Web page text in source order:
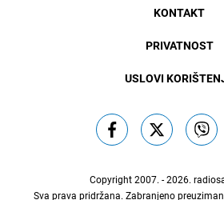
KONTAKT
PRIVATNOST
USLOVI
Copyright 2007. - 2026.
Sva prava pridržana. Zabranjeno